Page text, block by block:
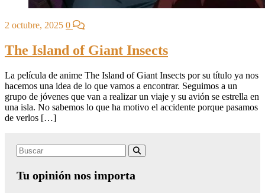
2 octubre, 2025 0
The Island of Giant Insects
La película de anime The Island of Giant Insects por su título ya nos
hacemos una idea de lo que vamos a encontrar. Seguimos a un
grupo de jóvenes que van a realizar un viaje y su avión se estrella en
una isla. No sabemos lo que ha motivo el accidente porque pasamos
de verlos […]
Search
Tu opinión nos importa